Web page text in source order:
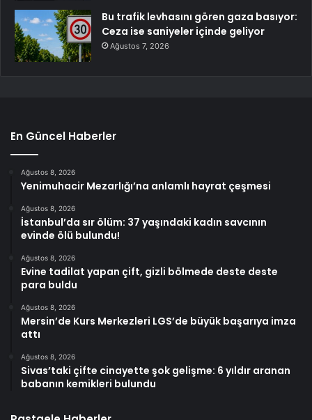
Bu trafik levhasını gören gaza basıyor:
Ceza ise saniyeler içinde geliyor
Ağustos 7, 2026
En Güncel Haberler
Ağustos 8, 2026
Yenimuhacir Mezarlığı’na anlamlı hayrat çeşmesi
Ağustos 8, 2026
İstanbul’da sır ölüm: 37 yaşındaki kadın savcının
evinde ölü bulundu!
Ağustos 8, 2026
Evine tadilat yapan çift, gizli bölmede deste deste
para buldu
Ağustos 8, 2026
Mersin’de Kurs Merkezleri LGS’de büyük başarıya imza
attı
Ağustos 8, 2026
Sivas’taki çifte cinayette şok gelişme: 6 yıldır aranan
babanın kemikleri bulundu